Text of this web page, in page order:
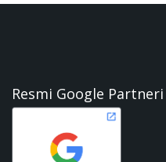
Resmi Google Partneri